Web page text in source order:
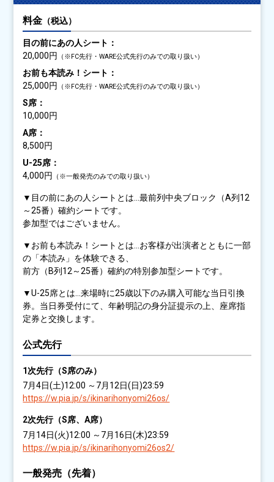
料金 （税込）
目の前にあの人シート：
20,000円
（※FC先行・WARE公式先行のみでの取り扱い）
お前も本読み！シート：
25,000円
（※FC先行・WARE公式先行のみでの取り扱い）
S席：
10,000円
A席：
8,500円
U-25席：
4,000円
（※一般発売のみでの取り扱い）
▼目の前にあの人シートとは…最前列中央ブロック（A列12
～25番）確約シートです。
参加型ではございません。
▼お前も本読み！シートとは…お客様が出演者とともに一部
の「本読み」を体験できる、
前方（B列12～25番）確約の特別参加型シートです。
▼U-25席とは…来場時に25歳以下のみ購入可能な当日引換
券。当日券受付にて、年齢明記の身分証提示の上、座席指
定券と交換します。
公式先行
1次先行（S席のみ）
7月4日(土)12:00 ～7月12日(日)23:59
https://w.pia.jp/s/ikinarihonyomi26os/
2次先行（S席、A席）
7月14日(火)12:00 ～7月16日(木)23:59
https://w.pia.jp/s/ikinarihonyomi26os2/
一般発売（先着）